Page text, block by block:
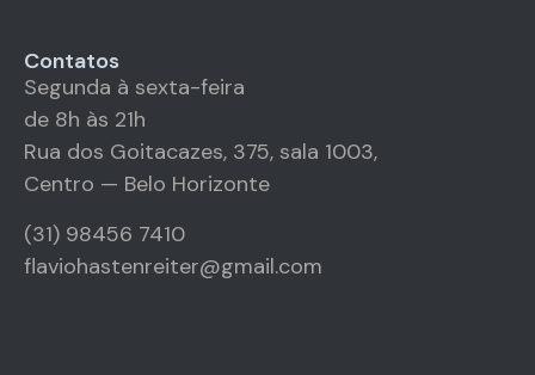
Contatos
Segunda à sexta-feira
de 8h às 21h
Rua dos Goitacazes, 375, sala 1003,
Centro — Belo Horizonte
(31) 98456 7410
flaviohastenreiter@gmail.com